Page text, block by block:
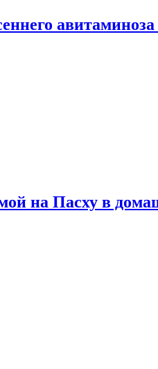
на Пасху в